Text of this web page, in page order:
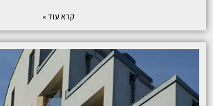
קרא עוד »